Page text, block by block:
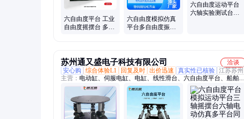
六自由度平台 工业
自由度摇摆台 多场
六自由度模拟仿真
平台多自由度振动
六自由度运动平台
六轴实验测试台多
苏州通又盛电子科技有限公司
洽谈
安心购
综合体验L1 回复及时 出价迅速 真实性已核验 江苏苏州
主营： 电动缸、伺服电缸、电缸、线性滑台、六自由度平台、船舶模
拟平台、三自由度平台、飞行模拟平台、赛车模拟平台、电动推杆、
直线模组、大推力电动缸、电动缸定制、一体式电缸、伺服压装机、
助力机械臂、动感座椅、地震小屋、动感影院、工业机械手、耐高温
电缸、耐低温电缸、高低温电动缸、防爆电缸、防水电缸